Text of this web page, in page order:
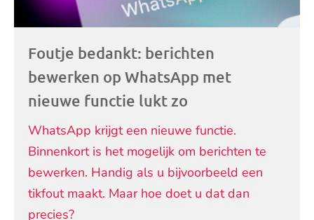
Foutje bedankt: berichten
bewerken op WhatsApp met
nieuwe functie lukt zo
WhatsApp krijgt een nieuwe functie.
Binnenkort is het mogelijk om berichten te
bewerken. Handig als u bijvoorbeeld een
tikfout maakt. Maar hoe doet u dat dan
precies?